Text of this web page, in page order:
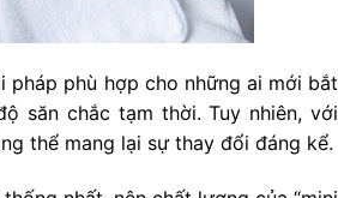
pháp phù hợp cho những ai mới bắt
săn chắc tạm thời. Tuy nhiên, với
thể mang lại sự thay đổi đáng kể.